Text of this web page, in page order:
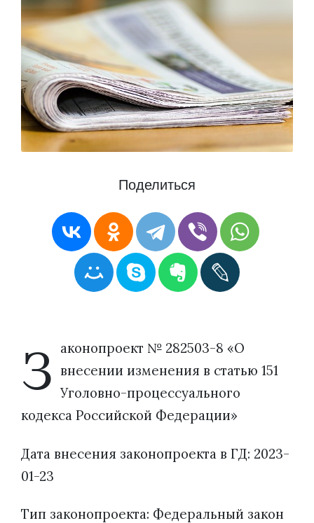
Поделиться
З аконопроект № 282503-8 «О
внесении изменения в статью 151
Уголовно-процессуального
кодекса Российской Федерации»
Дата внесения законопроекта в ГД: 2023-
01-23
Тип законопроекта: Федеральный закон